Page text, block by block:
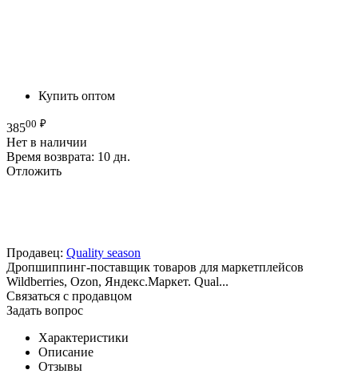
Купить оптом
38500 ₽
Нет в наличии
Время возврата: 10 дн.
Отложить
Продавец: Quality season
Дропшиппинг-поставщик товаров для маркетплейсов
Wildberries, Ozon, Яндекс.Маркет. Qual...
Связаться с продавцом
Задать вопрос
Характеристики
Описание
Отзывы